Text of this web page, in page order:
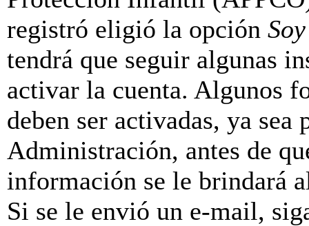
registró eligió la opción
tendrá que seguir algunas
activar la cuenta. Algunos
deben ser activadas, ya
Administración, antes de
información se le brindará
Si se le envió un e-mail,